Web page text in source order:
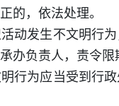
的，依法处理。
发生不文明行为
办负责人，责令
为应当受到行政